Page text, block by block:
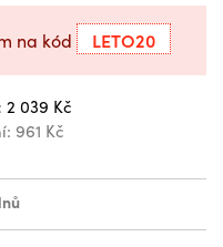
na kód LETO20
2 039 Kč
961 Kč